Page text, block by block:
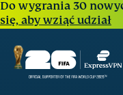
Do wygrania 30
się, aby wziąć udział